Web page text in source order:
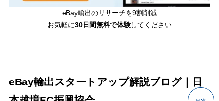
eBay輸出のリサーチを9割削減
お気軽に30日間無料で体験してください
eBay輸出スタートアップ解説ブログ｜日